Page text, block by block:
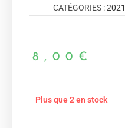
CATÉGORIES :2021
8,00 €
Plus que 2 en stock